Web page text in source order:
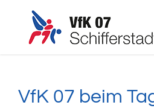
springen
VfK 07 beim